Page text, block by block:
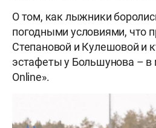
О том, как лыжники
погодными условиями, что
Степановой и Кулешовой и
эстафеты у Большунова –
Online».